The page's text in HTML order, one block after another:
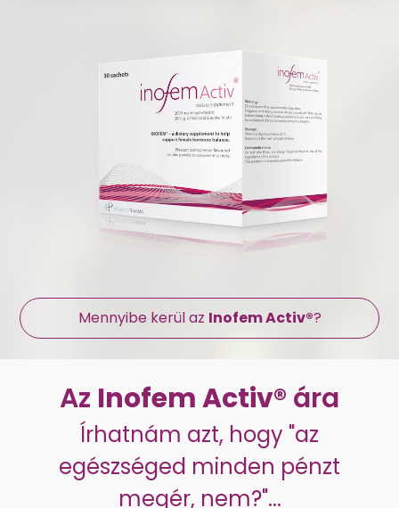
Mennyibe kerül az Inofem Activ®?
Az Inofem Activ® ára
Írhatnám azt, hogy "az
egészséged minden pénzt
megér, nem?"...